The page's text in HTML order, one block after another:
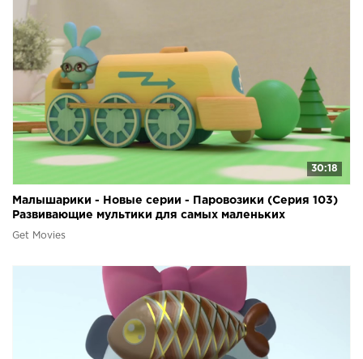
30:18
Малышарики - Новые серии - Паровозики (Серия 103)
Развивающие мультики для самых маленьких
Get Movies